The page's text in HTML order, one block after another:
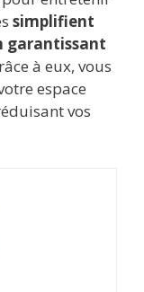
simplifient
garantissant
à eux, vous
espace
vos